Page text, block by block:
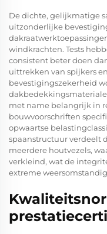
De dichte, gelijkmatige
uitzonderlijke
windkrachten. Tests
consistent beter doen
uittrekken van spijkers
bevestigingszekerheid
met name belangrijk in
bouwvoorschriften
opwaartse
spaanstructuur verdeelt
meerdere houtvezels,
verkleind, wat de
extreme